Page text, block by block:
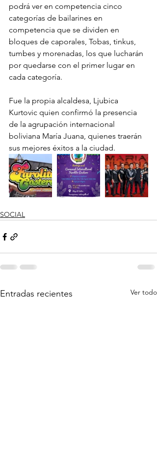
podrá ver en competencia cinco
categorías de bailarines en
competencia que se dividen en
bloques de caporales, Tobas, tinkus,
tumbes y morenadas, los que lucharán
por quedarse con el primer lugar en
cada categoría.
Fue la propia alcaldesa, Ljubica
Kurtovic quien confirmó la presencia
de la agrupación internacional
boliviana María Juana, quienes traerán
sus mejores éxitos a la ciudad.
SOCIAL
Entradas recientes Ver todo